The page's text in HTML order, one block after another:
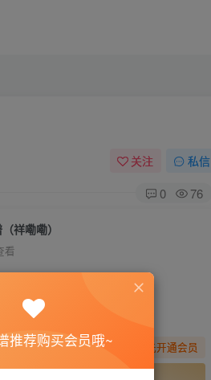
关注 私信
0 76
祥嘞嘞）
看
免费
您暂无购买权限，请先开通会员
推荐购买会员哦~